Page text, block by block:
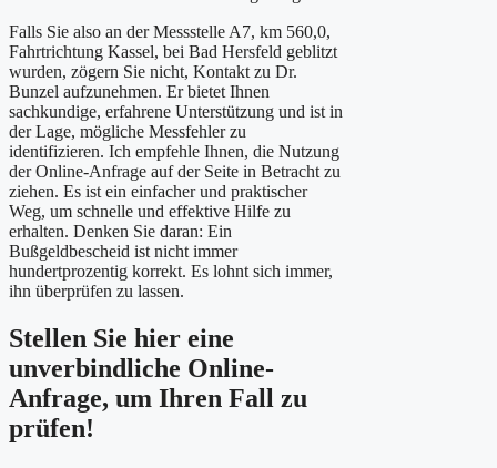
Falls Sie also an der Messstelle A7, km 560,0,
Fahrtrichtung Kassel, bei Bad Hersfeld geblitzt
wurden, zögern Sie nicht, Kontakt zu Dr.
Bunzel aufzunehmen. Er bietet Ihnen
sachkundige, erfahrene Unterstützung und ist in
der Lage, mögliche Messfehler zu
identifizieren. Ich empfehle Ihnen, die Nutzung
der Online-Anfrage auf der Seite in Betracht zu
ziehen. Es ist ein einfacher und praktischer
Weg, um schnelle und effektive Hilfe zu
erhalten. Denken Sie daran: Ein
Bußgeldbescheid ist nicht immer
hundertprozentig korrekt. Es lohnt sich immer,
ihn überprüfen zu lassen.
Stellen Sie hier eine
unverbindliche Online-
Anfrage, um Ihren Fall zu
prüfen!